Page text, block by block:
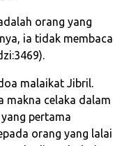
orang yang
ia tidak membaca
malaikat Jibril.
makna celaka dalam
pertama
orang yang lalai